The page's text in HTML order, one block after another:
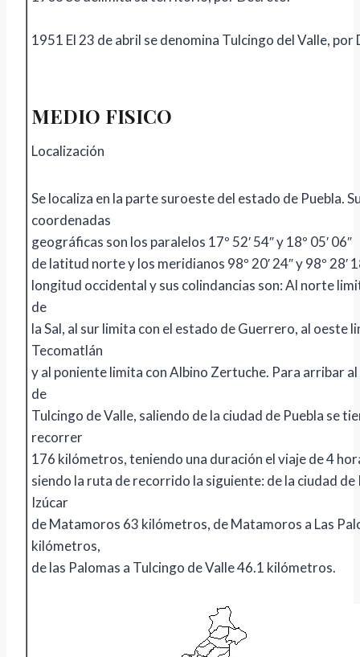
1951 El 23 de abril se denomina Tulcingo del Valle, por
MEDIO FISICO
Localización
Se localiza en la parte suroeste del estado de Puebla.
coordenadas
geográficas son los paralelos 17º 52′ 54″ y 18º 05′ 06″
de latitud norte y los meridianos 98º 20′ 24″ y 98º 28′
longitud occidental y sus colindancias son: Al norte
de
la Sal, al sur limita con el estado de Guerrero, al oeste
Tecomatlán
y al poniente limita con Albino Zertuche. Para arribar
de
Tulcingo de Valle, saliendo de la ciudad de Puebla se
recorrer
176 kilómetros, teniendo una duración el viaje de 4
siendo la ruta de recorrido la siguiente: de la ciudad de
Izúcar
de Matamoros 63 kilómetros, de Matamoros a Las
kilómetros,
de las Palomas a Tulcingo de Valle 46.1 kilómetros.